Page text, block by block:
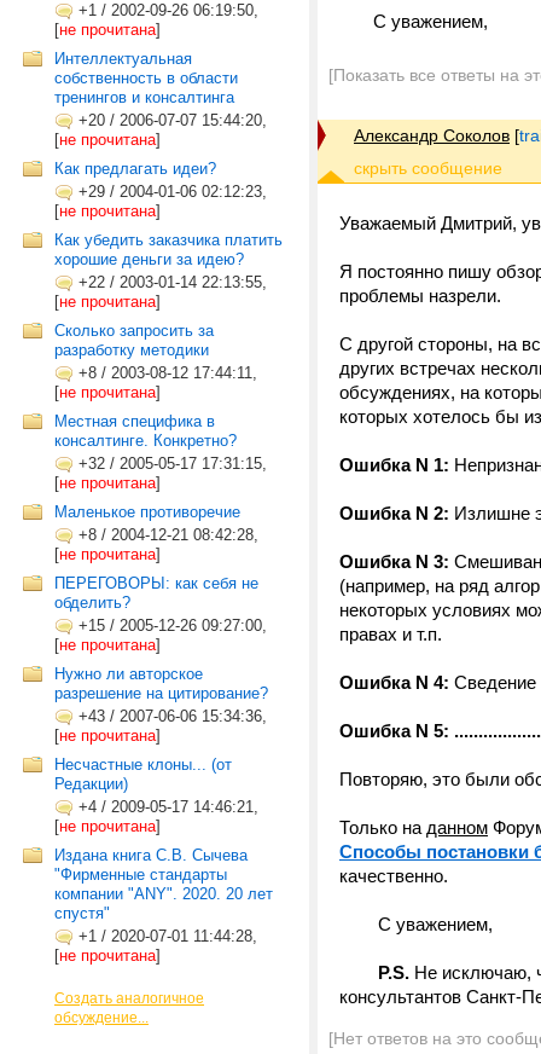
+1 / 2002-09-26 06:19:50,
[не прочитана]
Интеллектуальная
собственность в области
тренингов и консалтинга
+20 / 2006-07-07 15:44:20,
[не прочитана]
Как предлагать идеи?
+29 / 2004-01-06 02:12:23,
[не прочитана]
Как убедить заказчика платить
хорошие деньги за идею?
+22 / 2003-01-14 22:13:55,
[не прочитана]
Сколько запросить за
разработку методики
+8 / 2003-08-12 17:44:11,
[не прочитана]
Местная специфика в
консалтинге. Конкретно?
+32 / 2005-05-17 17:31:15,
[не прочитана]
Маленькое противоречие
+8 / 2004-12-21 08:42:28,
[не прочитана]
ПЕРЕГОВОРЫ: как себя не
обделить?
+15 / 2005-12-26 09:27:00,
[не прочитана]
Нужно ли авторское
разрешение на цитирование?
+43 / 2007-06-06 15:34:36,
[не прочитана]
Несчастные клоны... (от
Редакции)
+4 / 2009-05-17 14:46:21,
[не прочитана]
Издана книга С.В. Сычева
"Фирменные стандарты
компании "ANY". 2020. 20 лет
спустя"
+1 / 2020-07-01 11:44:28,
[не прочитана]
Создать аналогичное
обсуждение...
С уважением,
[Показать все ответы на
Александр Соколов [
Уважаемый Дмитрий,
Я постоянно пишу
проблемы назрели.
С другой стороны, на
других встречах
обсуждениях, на
которых хотелось бы
Ошибка N 1:
Ошибка N 2: Излишне
Ошибка N 3:
(например, на ряд
некоторых условиях
правах и т.п.
Ошибка N 4: Сведение
Ошибка N 5:
Повторяю, это были
Только на данном
Cпособы постановки
качественно.
С уважением,
P.S. Не исключаю,
консультантов Санкт-
[Нет ответов на это